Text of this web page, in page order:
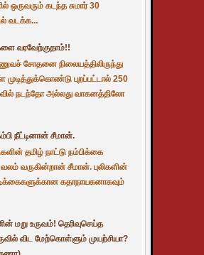
ஒருவரும் கடந்த சுமார் 30
வடக்க...
வரவேற்குதாம்!!
சோதனை நிலையத்திலிருந்து
புறப்பட்டால் 250
நடந்தோ அல்லது வாகனத்திலோ
நீட்டினான் சீமான்.
தமிழ் நாட்டு நம்பிக்கை
வலம் வருகின்றான் சீமான். புலிகளின்
கதாநாயகனாகவும்
மறு உருவம்! தெரிவுசெய்த
விட மேற்கொள்ளும் முயற்சியா?